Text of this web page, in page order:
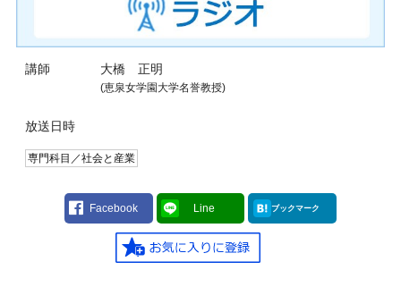
講師 大橋 正明
(恵泉女学園大学名誉教授)
放送日時
専門科目／社会と産業
Facebook Line ブックマーク